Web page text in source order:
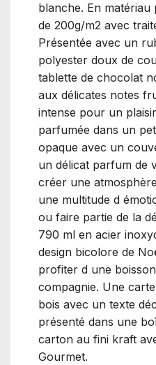
blanche. En
de 200g/m2 avec
Présentée avec un
polyester doux de
tablette de chocolat
aux délicates notes
intense pour un
parfumée dans un
opaque avec un
un délicat parfum de
créer une
une multitude d
ou faire partie de la
790 ml en acier
design bicolore de
profiter d une
compagnie. Une
bois avec un texte
présenté dans une
carton au fini kraft
Gourmet.